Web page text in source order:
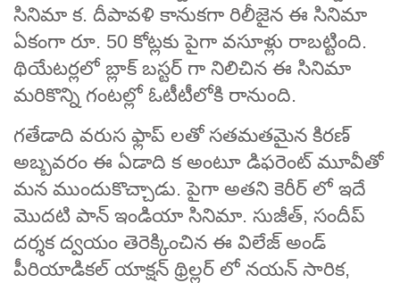
సినిమా క. దీపావళి కానుకగా రిలీజైన ఈ సినిమా
ఏకంగా రూ. 50 కోట్లకు పైగా వసూళ్లు రాబట్టింది.
థియేటర్లలో బ్లాక్ బస్టర్ గా నిలిచిన ఈ సినిమా
మరికొన్ని గంటల్లో ఓటీటీలోకి రానుంది.
గతేడాది వరుస ఫ్లాప్ లతో సతమతమైన కిరణ్
అబ్బవరం ఈ ఏడాది క అంటూ డిఫరెంట్ మూవీతో
మన ముందుకొచ్చాడు. పైగా అతని కెరీర్ లో ఇదే
మొదటి పాన్ ఇండియా సినిమా. సుజీత్, సందీప్
దర్శక ద్వయం తెరెక్కించిన ఈ విలేజ్ అండ్
పీరియాడికల్ యాక్షన్ థ్రిల్లర్ లో నయన్ సారిక,